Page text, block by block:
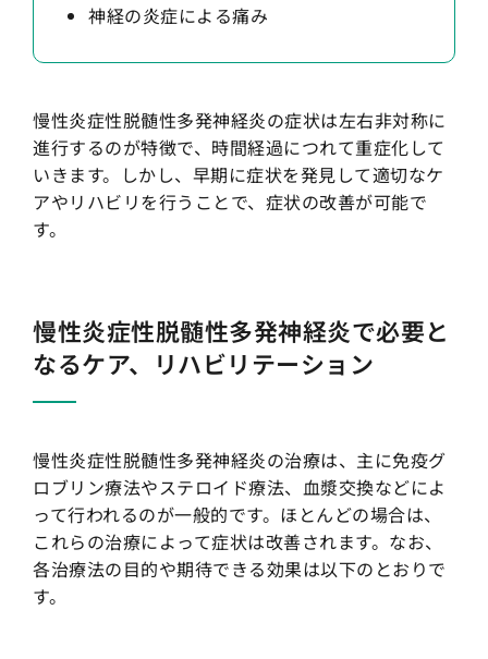
神経の炎症による痛み
慢性炎症性脱髄性多発神経炎の症状は左右非対称に
進行するのが特徴で、時間経過につれて重症化して
いきます。しかし、早期に症状を発見して適切なケ
アやリハビリを行うことで、症状の改善が可能で
す。
慢性炎症性脱髄性多発神経炎で必要と
なるケア、リハビリテーション
慢性炎症性脱髄性多発神経炎の治療は、主に免疫グ
ロブリン療法やステロイド療法、血漿交換などによ
って行われるのが一般的です。ほとんどの場合は、
これらの治療によって症状は改善されます。なお、
各治療法の目的や期待できる効果は以下のとおりで
す。